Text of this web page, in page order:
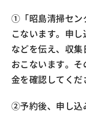
①「昭島清掃セン
こないます。申
などを伝え、収
おこないます。
金を確認してくだ
②予約後、申し込